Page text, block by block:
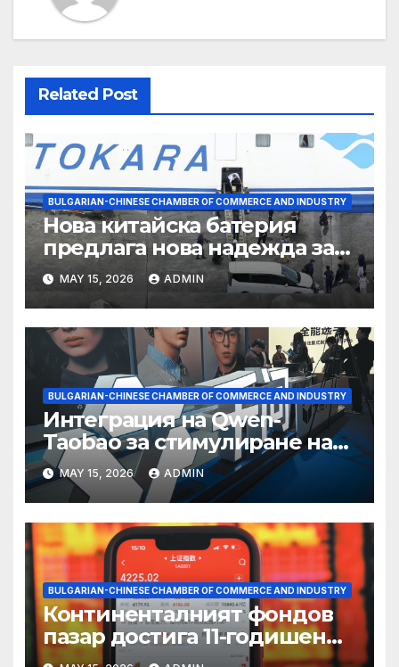
Related Post
BULGARIAN-CHINESE CHAMBER OF COMMERCE AND INDUSTRY
Нова китайска батерия
предлага нова надежда за
съхранение на водород
MAY 15, 2026 ADMIN
BULGARIAN-CHINESE CHAMBER OF COMMERCE AND INDUSTRY
Интеграция на Qwen-
Taobao за стимулиране на
пазаруването 618
MAY 15, 2026 ADMIN
BULGARIAN-CHINESE CHAMBER OF COMMERCE AND INDUSTRY
Континенталният фондов
пазар достига 11-годишен
връх